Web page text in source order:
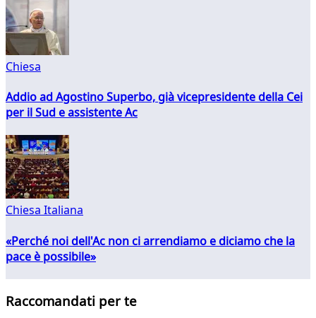
Chiesa
Addio ad Agostino Superbo, già vicepresidente della Cei
per il Sud e assistente Ac
Chiesa Italiana
«Perché noi dell'Ac non ci arrendiamo e diciamo che la
pace è possibile»
Raccomandati per te